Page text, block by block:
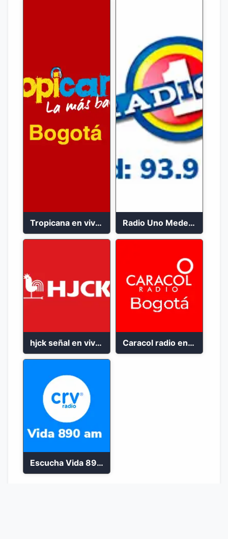
Tropicana en vivo Bogotá 102.9 FM Radio Uno Medellín 93.9 FM
hjck señal en vivo 2023 Caracol radio en vivo bogota 100.9 FM
Escucha Vida 890 AM en vivo